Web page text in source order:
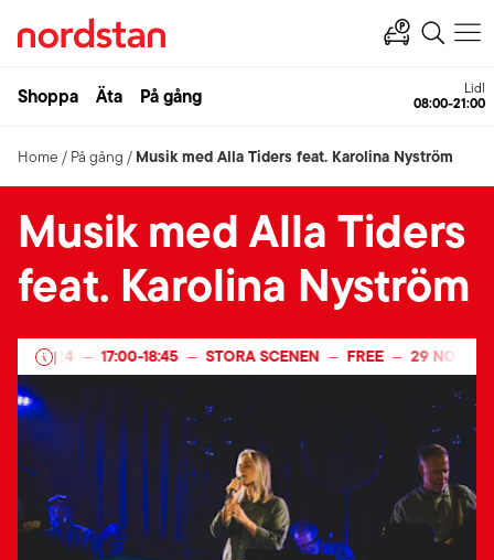
Shoppa Äta På gång Lidl
08:00-21:00
Home / På gång / Musik med Alla Tiders feat. Karolina Nyström
Musik med Alla Tiders
feat. Karolina Nyström
|
2024 — 17:00-18:45 — STORA SCENEN — FREE — 29